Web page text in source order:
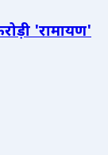
'रामायण'